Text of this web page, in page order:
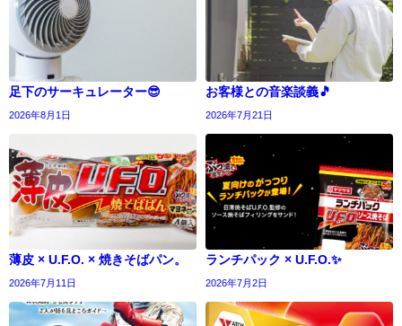
足下のサーキュレーター😎
2026年8月1日
お客様との音楽談義🎵
2026年7月21日
薄皮 × U.F.O. × 焼きそばパン。
2026年7月11日
ランチパック × U.F.O.✨
2026年7月2日